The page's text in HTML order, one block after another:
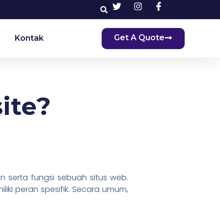
Kontak Get A Quote
serta fungsi sebuah situs web.
peran spesifik. Secara umum,